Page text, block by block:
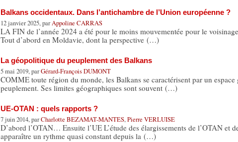
Balkans occidentaux. Dans l’antichambre de l’Union européenne ?
12 janvier 2025, parAppoline CARRAS
LA FIN de l’année 2024 a été pour le moins mouvementée pour le
Tout d’abord en Moldavie, dont la perspective (…)
La géopolitique du peuplement des Balkans
5 mai 2019, parGérard-François DUMONT
COMME toute région du monde, les Balkans se caractérisent par un
peuplement. Ses limites géographiques sont souvent (…)
UE-OTAN : quels rapports ?
7 juin 2014, parCharlotte BEZAMAT-MANTES,Pierre VERLUISE
D’abord l’OTAN… Ensuite l’UE L’étude des élargissements de l’OTAN et
apparaître un rythme quasi constant depuis la (…)